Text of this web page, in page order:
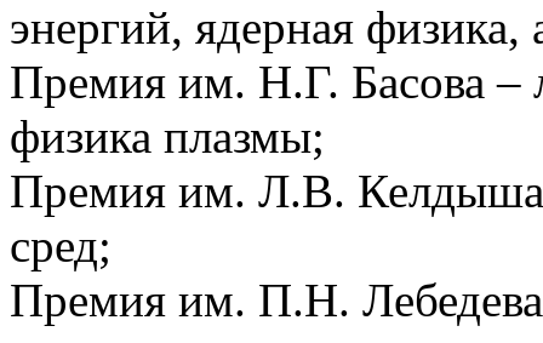
энергий, ядерная физика,
Премия им. Н.Г. Басова –
физика плазмы;
Премия им. Л.В. Келдыша
сред;
Премия им. П.Н. Лебедева